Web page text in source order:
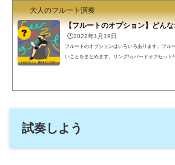
大人のフルート演奏
【フルートのオプション】どん
🕒️2022年1月19日
フルートのオプションはいろいろあります。フル
いことをまとめます。リング/カバードオフセット/
仕様です。いま買うなら、リング、オフセット、
試奏しよう